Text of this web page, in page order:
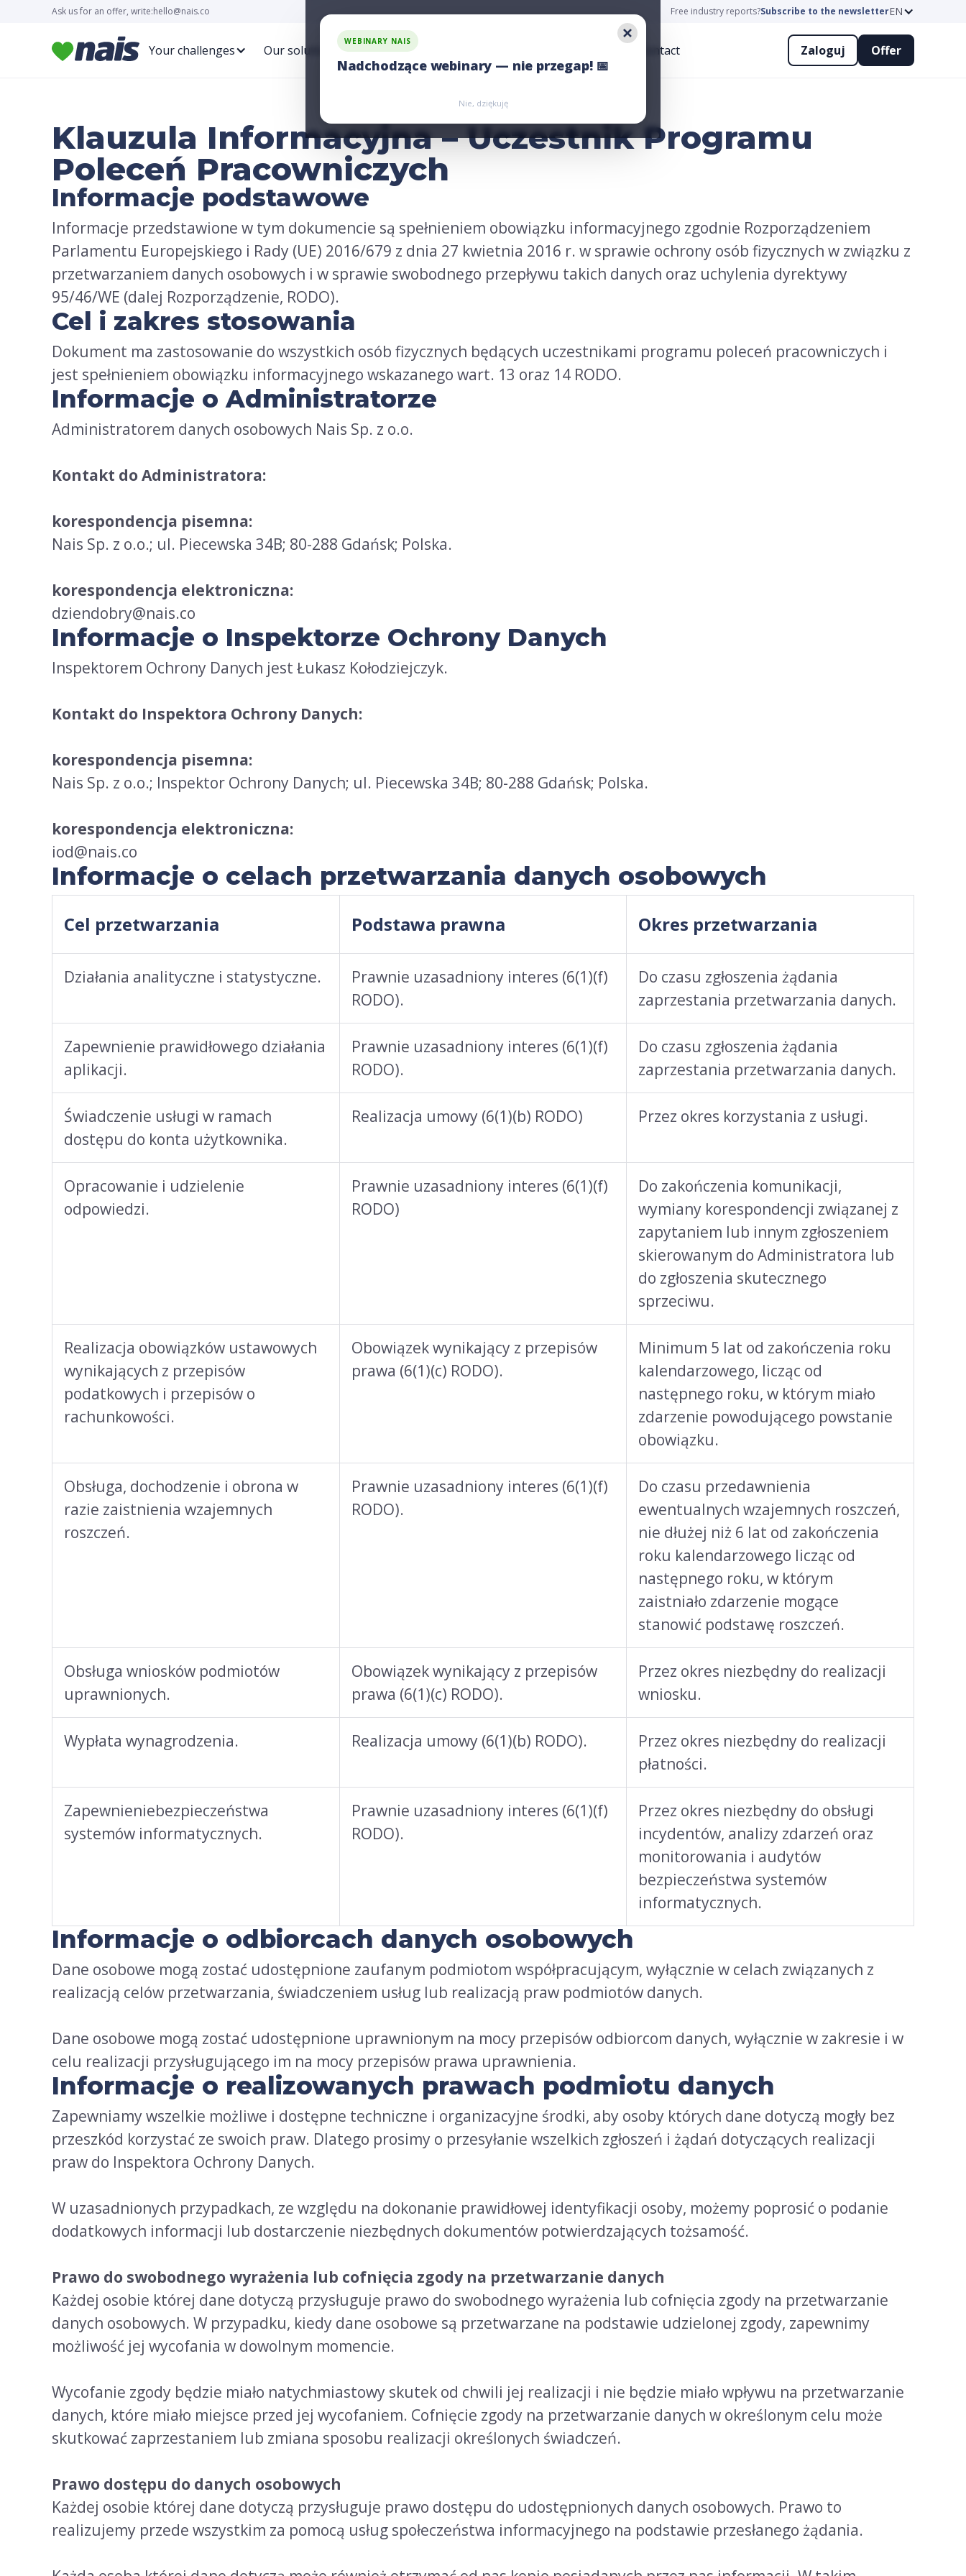
Ask us for an offer, write:hello@nais.co Free industry reports?Subscribe to the newsletterEN
Your challenges Our solutions Pay Transparency Contact Zaloguj Offer
Ask us for an offer, write:hello@nais.co Free industry reports?Subscribe to the newsletterEN
Your challenges Our solutions Pay Transparency Contact Zaloguj Offer
Klauzula Informacyjna – Uczestnik Programu
Poleceń Pracowniczych
Informacje podstawowe
Informacje przedstawione w tym dokumencie są spełnieniem obowiązku informacyjnego zgodnie Rozporządzeniem
Parlamentu Europejskiego i Rady (UE) 2016/679 z dnia 27 kwietnia 2016 r. w sprawie ochrony osób fizycznych w związku z
przetwarzaniem danych osobowych i w sprawie swobodnego przepływu takich danych oraz uchylenia dyrektywy
95/46/WE (dalej Rozporządzenie, RODO).
Cel i zakres stosowania
Dokument ma zastosowanie do wszystkich osób fizycznych będących uczestnikami programu poleceń pracowniczych i
jest spełnieniem obowiązku informacyjnego wskazanego wart. 13 oraz 14 RODO.
Informacje o Administratorze
Administratorem danych osobowych Nais Sp. z o.o.
Kontakt do Administratora:
korespondencja pisemna:
Nais Sp. z o.o.; ul. Piecewska 34B; 80-288 Gdańsk; Polska.
korespondencja elektroniczna:
dziendobry@nais.co
Informacje o Inspektorze Ochrony Danych
Inspektorem Ochrony Danych jest Łukasz Kołodziejczyk.
Kontakt do Inspektora Ochrony Danych:
korespondencja pisemna:
Nais Sp. z o.o.; Inspektor Ochrony Danych; ul. Piecewska 34B; 80-288 Gdańsk; Polska.
korespondencja elektroniczna:
iod@nais.co
Informacje o celach przetwarzania danych osobowych
Cel przetwarzania Podstawa prawna Okres przetwarzania
Działania analityczne i statystyczne.
Prawnie uzasadniony interes (6(1)(f)
RODO).
Do czasu zgłoszenia żądania
zaprzestania przetwarzania danych.
Zapewnienie prawidłowego działania
aplikacji.
Prawnie uzasadniony interes (6(1)(f)
RODO).
Do czasu zgłoszenia żądania
zaprzestania przetwarzania danych.
Świadczenie usługi w ramach
dostępu do konta użytkownika.
Realizacja umowy (6(1)(b) RODO) Przez okres korzystania z usługi.
Opracowanie i udzielenie
odpowiedzi.
Prawnie uzasadniony interes (6(1)(f)
RODO)
Do zakończenia komunikacji,
wymiany korespondencji związanej z
zapytaniem lub innym zgłoszeniem
skierowanym do Administratora lub
do zgłoszenia skutecznego
sprzeciwu.
Realizacja obowiązków ustawowych
wynikających z przepisów
podatkowych i przepisów o
rachunkowości.
Obowiązek wynikający z przepisów
prawa (6(1)(c) RODO).
Minimum 5 lat od zakończenia roku
kalendarzowego, licząc od
następnego roku, w którym miało
zdarzenie powodującego powstanie
obowiązku.
Obsługa, dochodzenie i obrona w
razie zaistnienia wzajemnych
roszczeń.
Prawnie uzasadniony interes (6(1)(f)
RODO).
Do czasu przedawnienia
ewentualnych wzajemnych roszczeń,
nie dłużej niż 6 lat od zakończenia
roku kalendarzowego licząc od
następnego roku, w którym
zaistniało zdarzenie mogące
stanowić podstawę roszczeń.
Obsługa wniosków podmiotów
uprawnionych.
Obowiązek wynikający z przepisów
prawa (6(1)(c) RODO).
Przez okres niezbędny do realizacji
wniosku.
Wypłata wynagrodzenia. Realizacja umowy (6(1)(b) RODO).
Przez okres niezbędny do realizacji
płatności.
Zapewnieniebezpieczeństwa
systemów informatycznych.
Prawnie uzasadniony interes (6(1)(f)
RODO).
Przez okres niezbędny do obsługi
incydentów, analizy zdarzeń oraz
monitorowania i audytów
bezpieczeństwa systemów
informatycznych.
Informacje o odbiorcach danych osobowych
Dane osobowe mogą zostać udostępnione zaufanym podmiotom współpracującym, wyłącznie w celach związanych z
realizacją celów przetwarzania, świadczeniem usług lub realizacją praw podmiotów danych.
Dane osobowe mogą zostać udostępnione uprawnionym na mocy przepisów odbiorcom danych, wyłącznie w zakresie i w
celu realizacji przysługującego im na mocy przepisów prawa uprawnienia.
Informacje o realizowanych prawach podmiotu danych
Zapewniamy wszelkie możliwe i dostępne techniczne i organizacyjne środki, aby osoby których dane dotyczą mogły bez
przeszkód korzystać ze swoich praw. Dlatego prosimy o przesyłanie wszelkich zgłoszeń i żądań dotyczących realizacji
praw do Inspektora Ochrony Danych.
W uzasadnionych przypadkach, ze względu na dokonanie prawidłowej identyfikacji osoby, możemy poprosić o podanie
dodatkowych informacji lub dostarczenie niezbędnych dokumentów potwierdzających tożsamość.
Prawo do swobodnego wyrażenia lub cofnięcia zgody na przetwarzanie danych
Każdej osobie której dane dotyczą przysługuje prawo do swobodnego wyrażenia lub cofnięcia zgody na przetwarzanie
danych osobowych. W przypadku, kiedy dane osobowe są przetwarzane na podstawie udzielonej zgody, zapewnimy
możliwość jej wycofania w dowolnym momencie.
Wycofanie zgody będzie miało natychmiastowy skutek od chwili jej realizacji i nie będzie miało wpływu na przetwarzanie
danych, które miało miejsce przed jej wycofaniem. Cofnięcie zgody na przetwarzanie danych w określonym celu może
skutkować zaprzestaniem lub zmiana sposobu realizacji określonych świadczeń.
Prawo dostępu do danych osobowych
Każdej osobie której dane dotyczą przysługuje prawo dostępu do udostępnionych danych osobowych. Prawo to
realizujemy przede wszystkim za pomocą usług społeczeństwa informacyjnego na podstawie przesłanego żądania.
WEBINARY NAIS
Nadchodzące webinary — nie przegap! 📅
Zarejestruj się
Zarejestruj się
Nie, dziękuję